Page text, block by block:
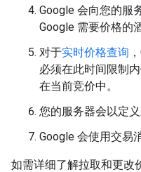
Google 会向您的服
Google 需要价格的
对于实时价格查询
必须在此时间限制
在当前竞价中。
您的服务器会以定
Google 会使用交易
如需详细了解拉取和更改